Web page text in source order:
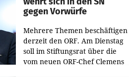
gegen Vorwürfe
Mehrere Themen beschäftigen
derzeit den ORF. Am Dienstag
soll im Stiftungsrat über die
vom neuen ORF-Chef Clemens